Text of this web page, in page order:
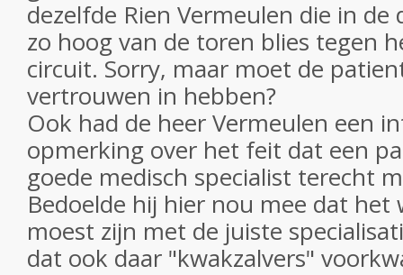
dezelfde Rien Vermeulen die in de
zo hoog van de toren blies tegen
circuit. Sorry, maar moet de
vertrouwen in hebben?
Ook had de heer Vermeulen een
opmerking over het feit dat een
goede medisch specialist terecht
Bedoelde hij hier nou mee dat het
moest zijn met de juiste
dat ook daar "kwakzalvers"